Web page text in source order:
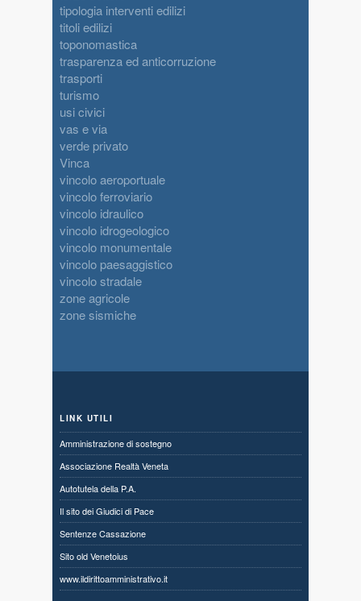
tipologia interventi edilizi
titoli edilizi
toponomastica
trasparenza ed anticorruzione
trasporti
turismo
usi civici
vas e via
verde privato
Vinca
vincolo aeroportuale
vincolo ferroviario
vincolo idraulico
vincolo idrogeologico
vincolo monumentale
vincolo paesaggistico
vincolo stradale
zone agricole
zone sismiche
LINK UTILI
Amministrazione di sostegno
Associazione Realtà Veneta
Autotutela della P.A.
Il sito dei Giudici di Pace
Sentenze Cassazione
Sito old Venetoius
www.ildirittoamministrativo.it